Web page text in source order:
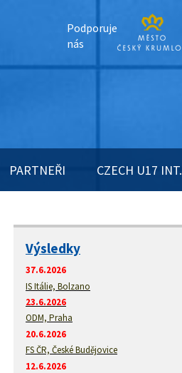
Podporuje
nás
PARTNEŘI CZECH U17 INT.
Výsledky
37.6.2026
IS Itálie, Bolzano
23.6.2026
ODM, Praha
20.6.2026
FS ČR, České Budějovice
12.6.2026